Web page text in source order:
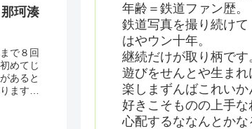
珂湊
で８回
めてじ
あると
ますか
年齢＝鉄道ファン歴。
鉄道写真を撮り続けて
はやウン十年。
継続だけが取り柄です
遊びをせんとや生まれ
楽しまずんばこれいか
好きこそものの上手な
心配するななんとかな